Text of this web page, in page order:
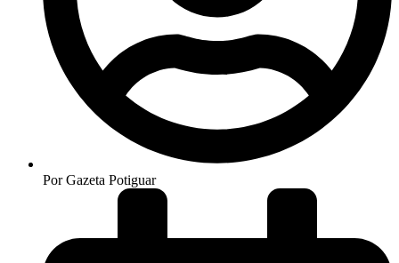
PorGazeta Potiguar